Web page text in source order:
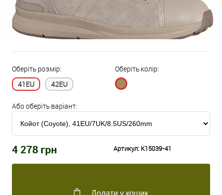
Оберіть розмір:
41EU
42EU
Оберіть колір:
Або оберіть варіант:
4 278 грн Артикул: K15039-41